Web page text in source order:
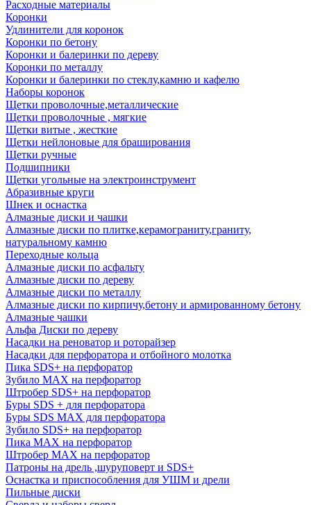
Расходные материалы
Коронки
Удлинители для коронок
Коронки по бетону
Коронки и балеринки по дереву
Коронки по металлу
Коронки и балеринки по стеклу,камню и кафелю
Наборы коронок
Щетки проволочные,металлические
Щетки проволочные , мягкие
Щетки витые , жесткие
Щетки нейлоновые для браширования
Щетки ручные
Подшипники
Щетки угольные на электроинструмент
Абразивные круги
Шнек и оснастка
Алмазные диски и чашки
Алмазные диски по плитке,керамограниту,граниту,
натуральному камню
Переходные кольца
Алмазные диски по асфальту
Алмазные диски по дереву
Алмазные диски по металлу
Алмазные диски по кирпичу,бетону и армированному бетону
Алмазные чашки
Альфа Диски по дереву
Насадки на реноватор и роторайзер
Насадки для перфоратора и отбойного молотка
Пика SDS+ на перфоратор
Зубило MAX на перфоратор
Штробер SDS+ на перфоратор
Буры SDS + для перфоратора
Буры SDS MAX для перфоратора
Зубило SDS+ на перфоратор
Пика MAX на перфоратор
Штробер MAX на перфоратор
Патроны на дрель ,шуруповерт и SDS+
Оснастка и приспособления для УШМ и дрели
Пильные диски